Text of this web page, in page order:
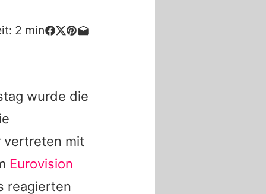
2 min
wurde die
vertreten mit
Eurovision
reagierten